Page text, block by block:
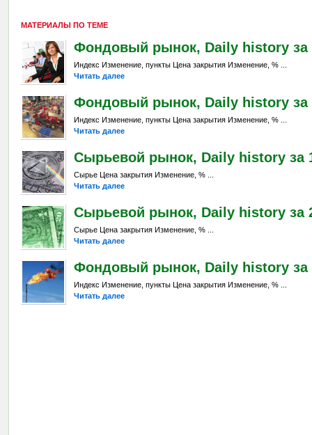
МАТЕРИАЛЫ ПО ТЕМЕ
Фондовый рынок, Daily history за
Индекс Изменение, пункты Цена закрытия Изменение, % ...
Читать далее
Фондовый рынок, Daily history за
Индекс Изменение, пункты Цена закрытия Изменение, % ...
Читать далее
Сырьевой рынок, Daily history за
Сырье Цена закрытия Изменение, % ...
Читать далее
Сырьевой рынок, Daily history за
Сырье Цена закрытия Изменение, % ...
Читать далее
Фондовый рынок, Daily history за
Индекс Изменение, пункты Цена закрытия Изменение, % ...
Читать далее